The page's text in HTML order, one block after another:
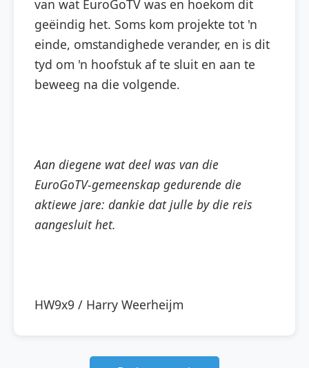
van wat EuroGoTV was en hoekom dit
geëindig het. Soms kom projekte tot 'n
einde, omstandighede verander, en is dit
tyd om 'n hoofstuk af te sluit en aan te
beweeg na die volgende.
Aan diegene wat deel was van die
EuroGoTV-gemeenskap gedurende die
aktiewe jare: dankie dat julle by die reis
aangesluit het.
HW9x9 / Harry Weerheijm